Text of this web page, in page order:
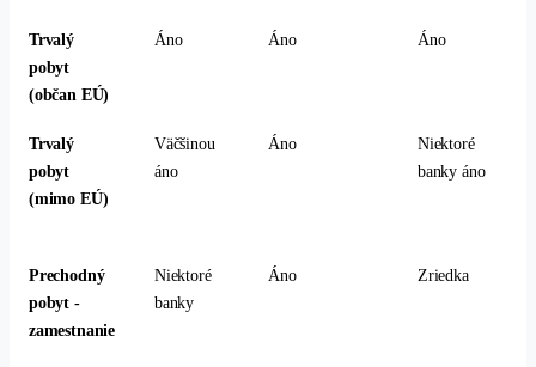
Trvalý
pobyt
(občan EÚ)
Áno Áno Áno
Trvalý
pobyt
(mimo EÚ)
Väčšinou
áno
Áno
Niektoré
banky áno
Prechodný
pobyt -
zamestnanie
Niektoré
banky
Áno Zriedka